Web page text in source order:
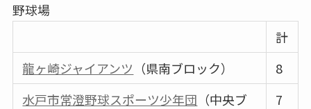
野球場
計
龍ヶ崎ジャイアンツ （県南ブロック）
8
水戸市常澄野球スポーツ少年団 （中央ブ
7